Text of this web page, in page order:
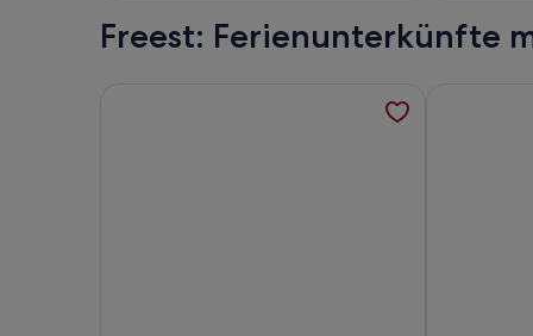
Freest: Ferienunterkünfte